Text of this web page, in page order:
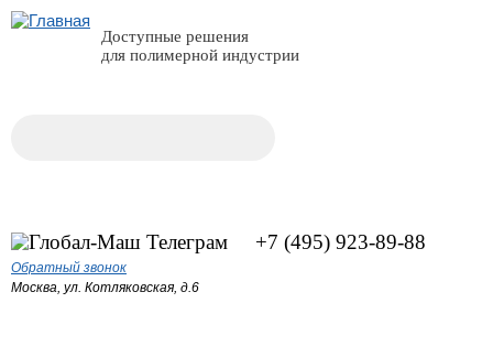
Доступные решения
для полимерной индустрии
+7 (495) 923-89-88
Обратный звонок
Москва, ул. Котляковская, д.6